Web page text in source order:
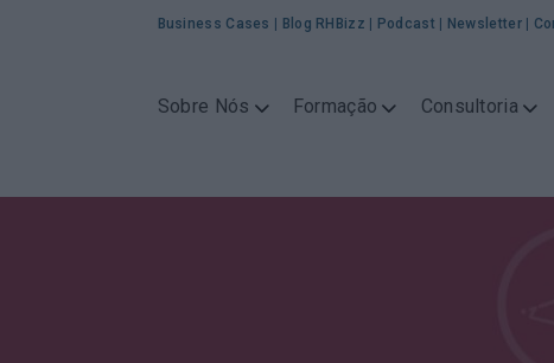
Business Cases Blog RHBizz Podcast Newsletter|
Sobre Nós Formação Consultoria